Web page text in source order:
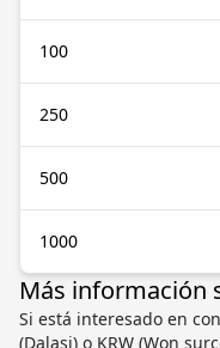
100
250
500
1000
Más información
Si está interesado en
(Dalasi) o KRW (Won